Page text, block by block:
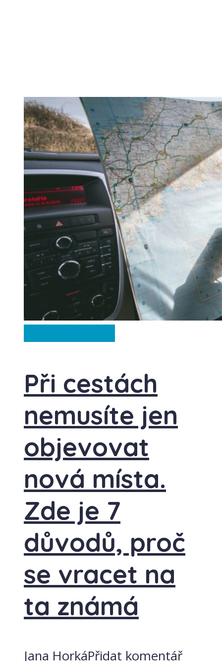
Při cestách
nemusíte jen
objevovat
nová místa.
Zde je 7
důvodů, proč
se vracet na
ta známá
Jana HorkáPřidat komentář